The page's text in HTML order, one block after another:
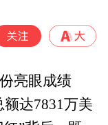
亮眼成绩
达7831万美